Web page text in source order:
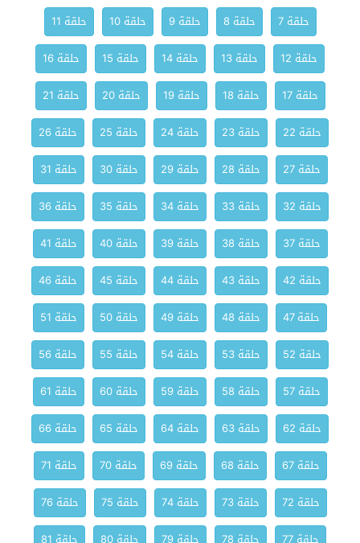
حلقة 7
حلقة 8 حلقة 9 حلقة 10
حلقة 11
حلقة 12
حلقة 13 حلقة 14 حلقة 15
حلقة 16
حلقة 17
حلقة 18 حلقة 19 حلقة 20
حلقة 21
حلقة 22
حلقة 23 حلقة 24 حلقة 25
حلقة 26
حلقة 27
حلقة 28 حلقة 29 حلقة 30
حلقة 31
حلقة 32
حلقة 33 حلقة 34 حلقة 35
حلقة 36
حلقة 37
حلقة 38 حلقة 39 حلقة 40
حلقة 41
حلقة 42
حلقة 43 حلقة 44 حلقة 45
حلقة 46
حلقة 47
حلقة 48 حلقة 49 حلقة 50
حلقة 51
حلقة 52
حلقة 53 حلقة 54 حلقة 55
حلقة 56
حلقة 57
حلقة 58 حلقة 59 حلقة 60
حلقة 61
حلقة 62
حلقة 63 حلقة 64 حلقة 65
حلقة 66
حلقة 67
حلقة 68 حلقة 69 حلقة 70
حلقة 71
حلقة 72
حلقة 73 حلقة 74 حلقة 75
حلقة 76